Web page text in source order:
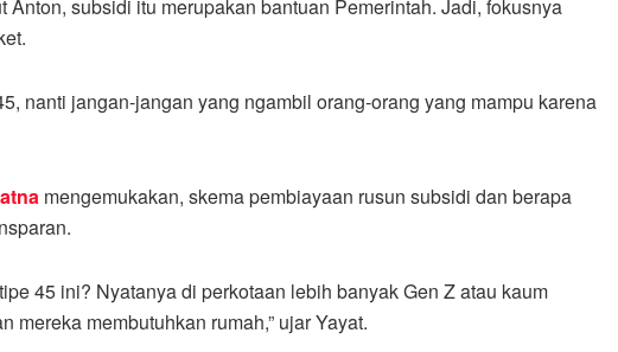
Anton, subsidi itu merupakan bantuan Pemerintah. Jadi, fokusnya
nanti jangan-jangan yang ngambil orang-orang yang mampu karena
mengemukakan, skema pembiayaan rusun subsidi dan berapa
45 ini? Nyatanya di perkotaan lebih banyak Gen Z atau kaum
mereka membutuhkan rumah,” ujar Yayat.